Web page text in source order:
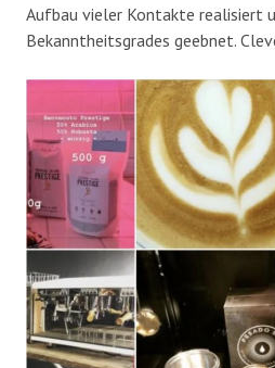
Aufbau vieler Kontakte realisiert
Bekanntheitsgrades geebnet.